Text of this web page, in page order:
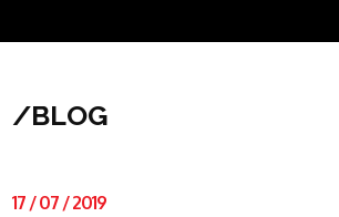
/BLOG
17 /07 /2019